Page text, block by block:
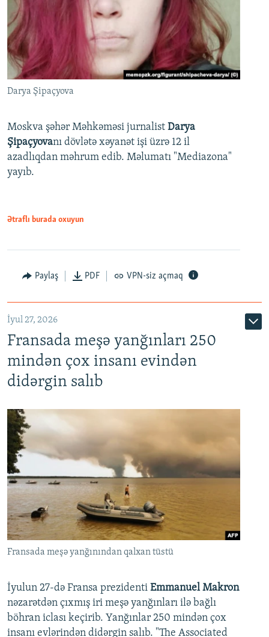
Darya Şipaçyova
Moskva şəhər Məhkəməsi jurnalist Darya
Şipaçyovanı dövlətə xəyanət işi üzrə 12 il
azadlıqdan məhrum edib. Məlumatı "Mediazona"
yayıb.
Ətraflı burada oxuyun
Paylaş PDF VPN-siz açmaq
İyul 27, 2026
Fransada meşə yanğınları 250
mindən çox insanı evindən
didərgin salıb
Fransada meşə yanğınından qalxan tüstü
İyulun 27-də Fransa prezidenti Emmanuel Makron
nəzarətdən çıxmış iri meşə yanğınları ilə bağlı
böhran iclası keçirib. Yanğınlar 250 mindən çox
insanı evlərindən didərgin salıb. "The Associated